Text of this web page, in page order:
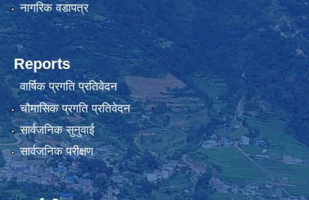
नागरिक वडापत्र
Reports
वार्षिक प्रगति प्रतिवेदन
चौमासिक प्रगति प्रतिवेदन
सार्वजनिक सुनुवाई
सार्वजनिक परीक्षण